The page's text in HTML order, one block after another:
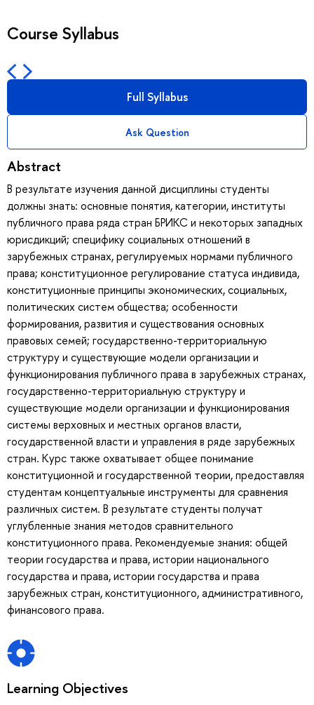
Course Syllabus
Full Syllabus
Ask Question
Abstract
В результате изучения данной дисциплины студенты
должны знать: основные понятия, категории, институты
публичного права ряда стран БРИКС и некоторых западных
юрисдикций; специфику социальных отношений в
зарубежных странах, регулируемых нормами публичного
права; конституционное регулирование статуса индивида,
конституционные принципы экономических, социальных,
политических систем общества; особенности
формирования, развития и существования основных
правовых семей; государственно-территориальную
структуру и существующие модели организации и
функционирования публичного права в зарубежных странах,
государственно-территориальную структуру и
существующие модели организации и функционирования
системы верховных и местных органов власти,
государственной власти и управления в ряде зарубежных
стран. Курс также охватывает общее понимание
конституционной и государственной теории, предоставляя
студентам концептуальные инструменты для сравнения
различных систем. В результате студенты получат
углубленные знания методов сравнительного
конституционного права. Рекомендуемые знания: общей
теории государства и права, истории национального
государства и права, истории государства и права
зарубежных стран, конституционного, административного,
финансового права.
Learning Objectives